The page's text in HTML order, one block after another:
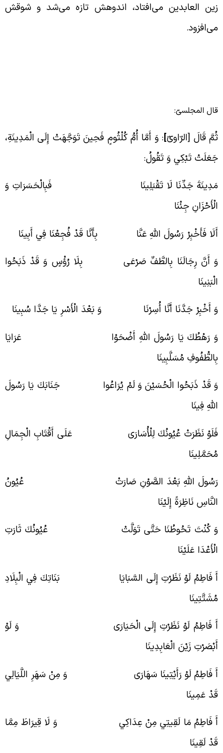
العابدین می‌افتاد، اندوهش تازه می‌شد و شوقش
المجلسیّ:
قَالَ [الرّاویّ]: وَ أَمَّا أُمُّ كُلْثُومٍ فَحِينَ تَوَجَّهَتْ إِلَى الْمَدِينَةِ،
تَبْكِي وَ تَقُولُ:‏
جَدِّنَا لَا تَقْبَلِينَا فَبِالْحَسَرَاتِ وَ
جِئْنَا
فَأَخْبِرْ رَسُولَ اللَّهِ عَنَّا بِأَنَّا قَدْ فُجِعْنَا فِي أَبِينَا
أَنَّ رِجَالَنَا بِالطَّفِّ صَرْعَى بِلَا رُؤْسٍ وَ قَدْ ذَبَحُوا
أَخْبِرْ جَدَّنَا أَنَّا أُسِرْنَا وَ بَعْدَ الْأَسْرِ يَا جَدَّا سُبِينَا
رَهْطُكَ يَا رَسُولَ اللَّهِ أَضْحَوْا عَرَايَا
مُسَلَّبِينَا
قَدْ ذَبَحُوا الْحُسَيْنَ وَ لَمْ يُرَاعُوا جَنَابَكَ يَا رَسُولَ
فِينَا
نَظَرَتْ عُيُونُكَ لِلْأُسَارَى عَلَى أَقْتَابِ الْجِمَالِ
اللَّهِ بَعْدَ الصَّوْنِ صَارَتْ عُيُونُ
نَاظِرَةً إِلَيْنَا
كُنْتَ تَحُوطُنَا حَتَّى تَوَلَّتْ عُيُونُكَ ثَارَتِ
عَلَيْنَا
فَاطِمُ لَوْ نَظَرْتِ إِلَى السَّبَايَا بَنَاتِكَ فِي الْبِلَادِ
فَاطِمُ لَوْ نَظَرْتِ إِلَى الْحَيَارَى وَ لَوْ
زَيْنَ الْعَابِدِينَا
فَاطِمُ لَوْ رَأَيْتِينَا سَهَارَى وَ مِنْ سَهَرِ اللَّيَالِي
عَمِينَا
فَاطِمُ مَا لَقِيتِي مِنْ عِدَاكِي وَ لَا قِيرَاطَ مِمَّا
لَقِينَا